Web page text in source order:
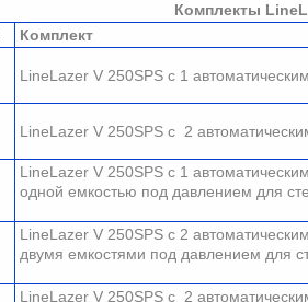
Комплекты
Комплект
LineLazer V 250SPS c 1
LineLazer V 250SPS с 2
LineLazer V 250SPS c 1
одной емкостью под давлением для
LineLazer V 250SPS c 2
двумя емкостями под давлением для
LineLazer V 250SPS с 2